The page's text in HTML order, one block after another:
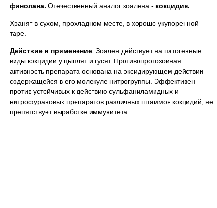
финолана. Отечественный аналог зоалена - кокцидин.
Хранят в сухом, прохладном месте, в хорошо укупоренной
таре.
Действие и применение. Зоален действует на патогенные
виды кокцидий у цыплят и гусят. Противопротозойная
активность препарата основана на оксидирующем действии
содержащейся в его молекуле нитрогруппы. Эффективен
против устойчивых к действию сульфаниламидных и
нитрофурановых препаратов различных штаммов кокцидий, не
препятствует выработке иммунитета.